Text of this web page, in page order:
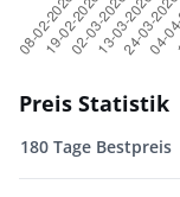
Preis Statistik
180 Tage Bestpreis